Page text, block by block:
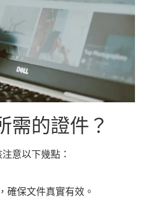
需的證件？
意以下幾點：
確保文件真實有效。